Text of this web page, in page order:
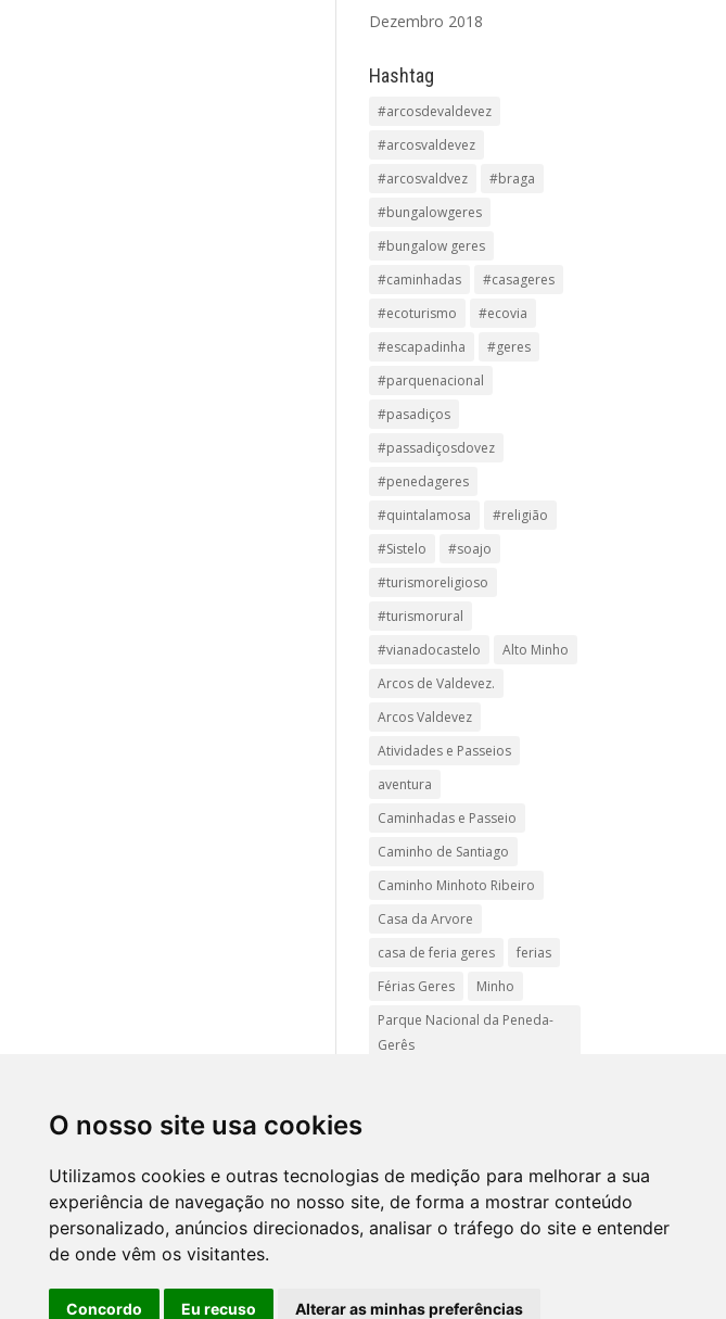
O nosso site usa cookies
Utilizamos cookies e outras tecnologias de medição para melhorar a sua
experiência de navegação no nosso site, de forma a mostrar conteúdo
personalizado, anúncios direcionados, analisar o tráfego do site e entender
de onde vêm os visitantes.
Concordo Eu recuso Alterar as minhas preferências
Dezembro 2018
Hashtag
#arcosdevaldevez
#arcosvaldevez
#arcosvaldvez
#braga
#bungalowgeres
#bungalow geres
#caminhadas
#casageres
#ecoturismo
#ecovia
#escapadinha
#geres
#parquenacional
#pasadiços
#passadiçosdovez
#penedageres
#quintalamosa
#religião
#Sistelo
#soajo
#turismoreligioso
#turismorural
#vianadocastelo
Alto Minho
Arcos de Valdevez.
Arcos Valdevez
Atividades e Passeios
aventura
Caminhadas e Passeio
Caminho de Santiago
Caminho Minhoto Ribeiro
Casa da Arvore
casa de feria geres
ferias
Férias Geres
Minho
Parque Nacional da Peneda-
Gerês
Turismo Rural Gerês
|Livro de Reclamações| Mapasite